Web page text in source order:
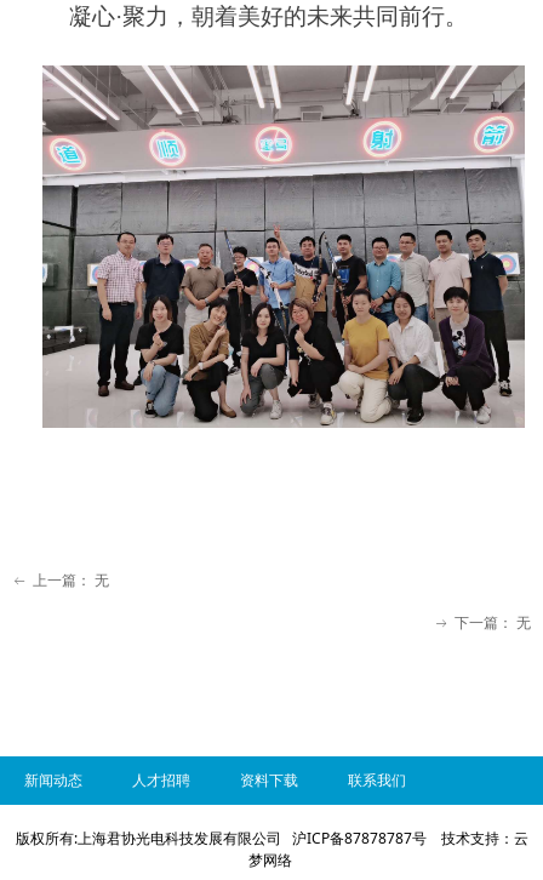
凝心·聚力，朝着美好的未来共同前行。
ꂃ 上一篇： 无
ꁹ 下一篇： 无
新闻动态 人才招聘 资料下载 联系我们
版权所有:上海君协光电科技发展有限公司 沪ICP备87878787号 技术支持：云
梦网络